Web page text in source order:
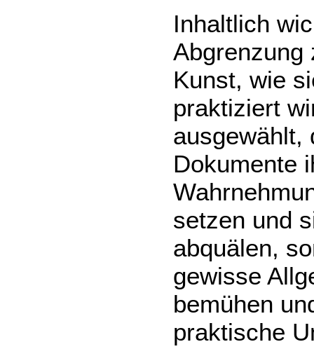
Inhaltlich
Abgrenzung
Kunst, wie
praktiziert
ausgewählt,
Dokumente
setzen und
abquälen,
gewisse
bemühen
praktische